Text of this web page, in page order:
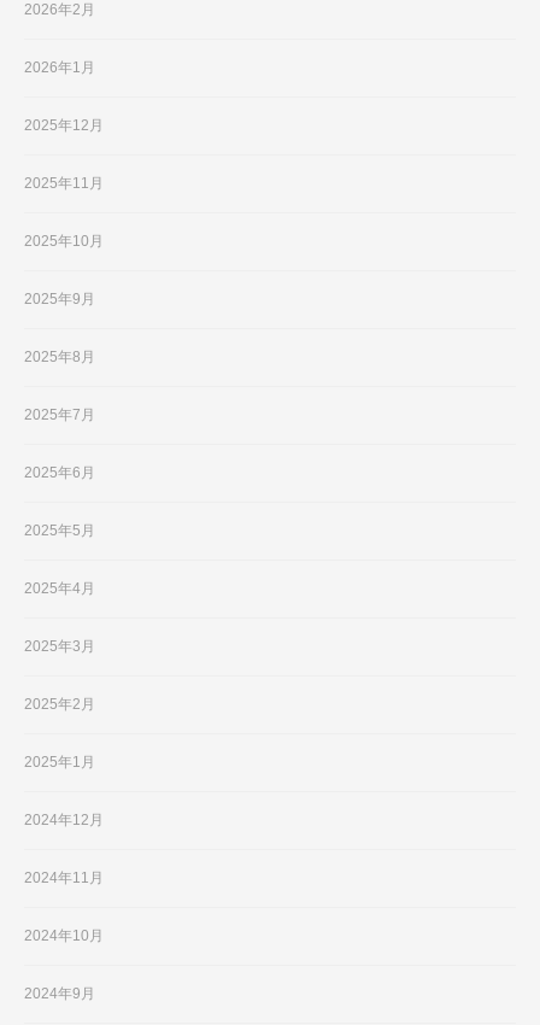
2026年2月
2026年1月
2025年12月
2025年11月
2025年10月
2025年9月
2025年8月
2025年7月
2025年6月
2025年5月
2025年4月
2025年3月
2025年2月
2025年1月
2024年12月
2024年11月
2024年10月
2024年9月